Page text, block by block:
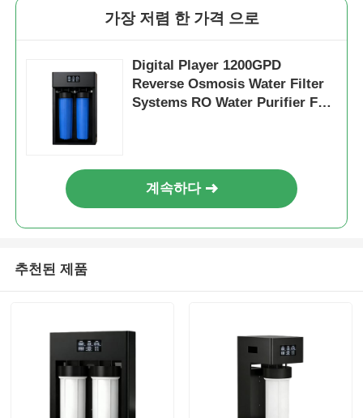
수신 전용 막 하우징
FRP 압력 용기
물 완화기 소금물 탱크
이온 교환 수지
필터 제어 밸브
솔레노이드 밸브
압력계
유량계
가장 저렴 한 가격 으로
Digital Player 1200GPD
Reverse Osmosis Water Filter
Systems RO Water Purifier For
계속하다
추천된 제품